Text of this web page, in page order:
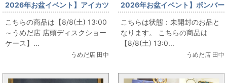
2026年お盆イベント】アイカツ
シリーズ Blu-ray各種まとめて
お出しします!
こちらの商品は【8/8(土) 13:00
～うめだ店 店頭ディスクショー
ケース】...
うめだ店 田中
2026年お盆イベント】ボンバー
マンジェッターズ 宇宙にひとつ
しかないBlu-ray BOX 初回版
こちらは状態：未開封のお品と
なります。 こちらの商品は
【8/8(土) 13:0...
うめだ店 田中